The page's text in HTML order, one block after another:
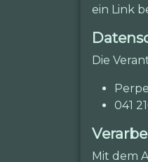
ein Link
Die
041
Mit dem